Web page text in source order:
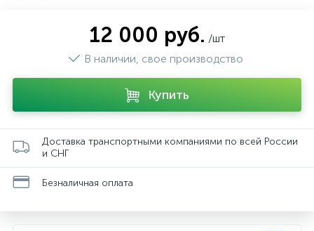
12 000 руб. /шт
В наличии, свое производство
Купить
Доставка транспортными компаниями по всей России
и СНГ
Безналичная оплата